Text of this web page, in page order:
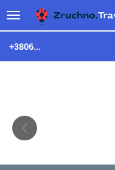
+3806...